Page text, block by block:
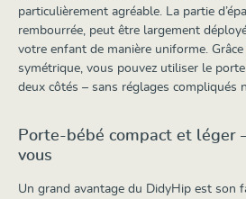
particulièrement agréable. La partie
rembourrée, peut être largement
votre enfant de manière uniforme.
symétrique, vous pouvez utiliser le
deux côtés – sans réglages compliqués
Porte-bébé compact et léger
vous
Un grand avantage du DidyHip est son